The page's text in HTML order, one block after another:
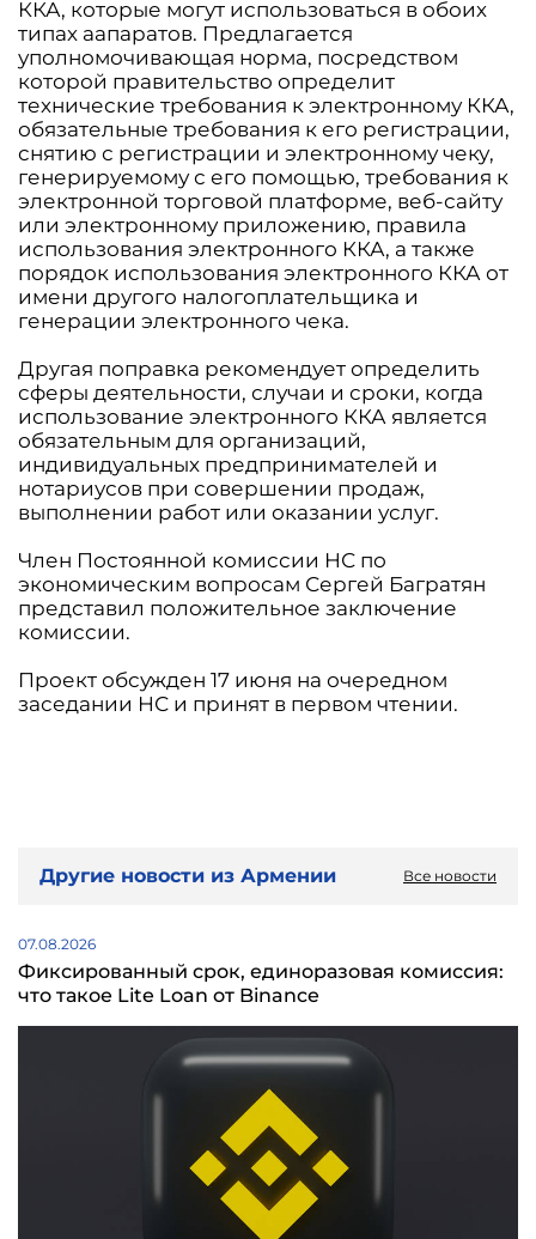
ККА, которые могут использоваться в обоих
типах аапаратов. Предлагается
уполномочивающая норма, посредством
которой правительство определит
технические требования к электронному ККА,
обязательные требования к его регистрации,
снятию с регистрации и электронному чеку,
генерируемому с его помощью, требования к
электронной торговой платформе, веб-сайту
или электронному приложению, правила
использования электронного ККА, а также
порядок использования электронного ККА от
имени другого налогоплательщика и
генерации электронного чека.
Другая поправка рекомендует определить
сферы деятельности, случаи и сроки, когда
использование электронного ККА является
обязательным для организаций,
индивидуальных предпринимателей и
нотариусов при совершении продаж,
выполнении работ или оказании услуг.
Член Постоянной комиссии НС по
экономическим вопросам Сергей Багратян
представил положительное заключение
комиссии.
Проект обсужден 17 июня на очередном
заседании НС и принят в первом чтении.
Другие новости из Армении Все новости
07.08.2026
Фиксированный срок, единоразовая комиссия:
что такое Lite Loan от Binance